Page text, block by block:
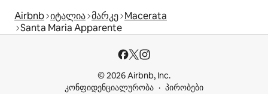
Airbnb იტალია მარკე Macerata
Santa Maria Apparente
© 2026 Airbnb, Inc.
კონფიდენციალურობა
პირობები